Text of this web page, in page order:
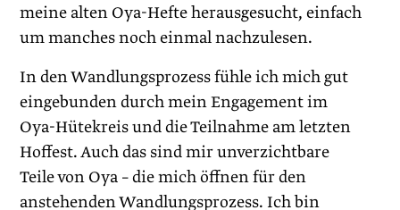
meine alten Oya-Hefte herausgesucht, einfach
um manches noch einmal nachzulesen.
In den Wandlungsprozess fühle ich mich gut
eingebunden durch mein Engagement im
Oya-Hütekreis und die Teilnahme am letzten
Hoffest. Auch das sind mir unverzichtbare
Teile von Oya – die mich öffnen für den
anstehenden Wandlungsprozess. Ich bin